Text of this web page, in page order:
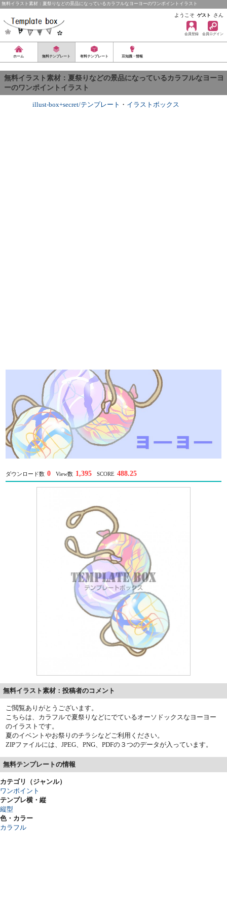
無料イラスト素材：夏祭りなどの景品になっているカラフルなヨーヨーのワンポイントイラスト
ようこそ ゲスト さん
会員登録 会員ログイン
ホーム 無料テンプレート 有料テンプレート 豆知識・情報
無料イラスト素材：夏祭りなどの景品になっているカラフルなヨーヨ
ーのワンポイントイラスト
illust-box+secret/テンプレート ・ イラストボックス
ダウンロード数 0 View数 1,395 SCORE 488.25
無料イラスト素材：投稿者のコメント
ご閲覧ありがとうございます。
こちらは、カラフルで夏祭りなどにでているオーソドックスなヨーヨー
のイラストです。
夏のイベントやお祭りのチラシなどご利用ください。
ZIPファイルには、JPEG、PNG、PDFの３つのデータが入っています。
無料テンプレートの情報
カテゴリ（ジャンル）
ワンポイント
テンプレ横・縦
縦型
色・カラー
カラフル